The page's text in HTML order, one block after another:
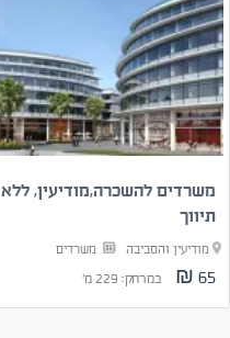
משרדים להשכרה,מודיעין, ללא
תיווך
מודיעין והסביבה משרדים
65 ₪ במרחק: 229 מ'